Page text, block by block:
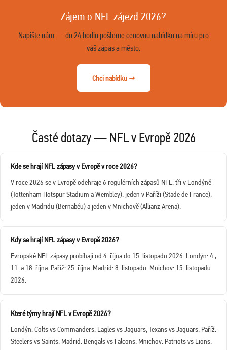
Zájem o NFL zájezd 2026?
Napište nám — do 24 hodin pošleme cenovou nabídku na míru pro
váš zápas a město.
Chci nabídku →
Časté dotazy — NFL v Evropě 2026
Kde se hrají NFL zápasy v Evropě v roce 2026?
V roce 2026 se v Evropě odehraje 6 regulérních zápasů NFL: tři v Londýně
(Tottenham Hotspur Stadium a Wembley), jeden v Paříži (Stade de France),
jeden v Madridu (Bernabéu) a jeden v Mnichově (Allianz Arena).
Kdy se hrají NFL zápasy v Evropě 2026?
Evropské NFL zápasy probíhají od 4. října do 15. listopadu 2026. Londýn: 4.,
11. a 18. října. Paříž: 25. října. Madrid: 8. listopadu. Mnichov: 15. listopadu
2026.
Které týmy hrají NFL v Evropě 2026?
Londýn: Colts vs Commanders, Eagles vs Jaguars, Texans vs Jaguars. Paříž:
Steelers vs Saints. Madrid: Bengals vs Falcons. Mnichov: Patriots vs Lions.